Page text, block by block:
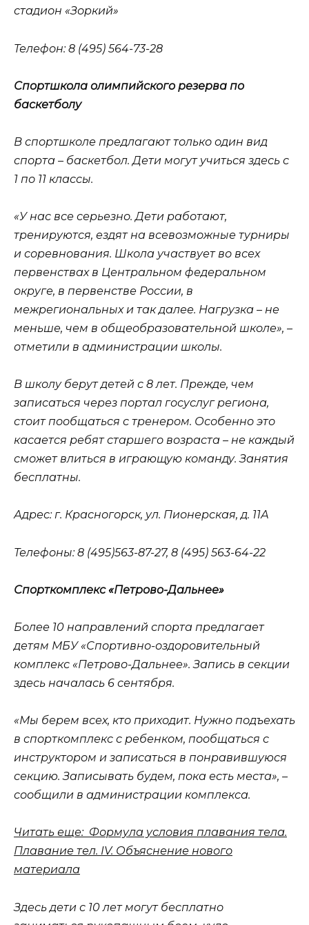
стадион «Зоркий»
Телефон: 8 (495) 564-73-28
Спортшкола олимпийского резерва по
баскетболу
В спортшколе предлагают только один вид
спорта – баскетбол. Дети могут учиться здесь с
1 по 11 классы.
«У нас все серьезно. Дети работают,
тренируются, ездят на всевозможные турниры
и соревнования. Школа участвует во всех
первенствах в Центральном федеральном
округе, в первенстве России, в
межрегиональных и так далее. Нагрузка – не
меньше, чем в общеобразовательной школе», –
отметили в администрации школы.
В школу берут детей с 8 лет. Прежде, чем
записаться через портал госуслуг региона,
стоит пообщаться с тренером. Особенно это
касается ребят старшего возраста – не каждый
сможет влиться в играющую команду. Занятия
бесплатны.
Адрес: г. Красногорск, ул. Пионерская, д. 11А
Телефоны: 8 (495)563-87-27, 8 (495) 563-64-22
Спорткомплекс «Петрово-Дальнее»
Более 10 направлений спорта предлагает
детям МБУ «Спортивно-оздоровительный
комплекс «Петрово-Дальнее». Запись в секции
здесь началась 6 сентября.
«Мы берем всех, кто приходит. Нужно подъехать
в спорткомплекс с ребенком, пообщаться с
инструктором и записаться в понравившуюся
секцию. Записывать будем, пока есть места», –
сообщили в администрации комплекса.
Читать еще: Формула условия плавания тела.
Плавание тел. IV. Объяснение нового
материала
Здесь дети с 10 лет могут бесплатно